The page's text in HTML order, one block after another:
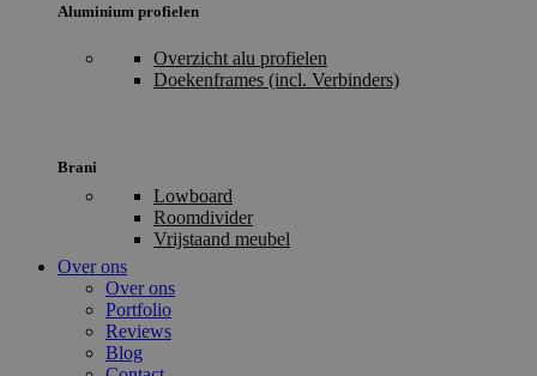
Aluminium profielen
Overzicht alu profielen
Doekenframes (incl. Verbinders)
Brani
Lowboard
Roomdivider
Vrijstaand meubel
Over ons
Over ons
Portfolio
Reviews
Blog